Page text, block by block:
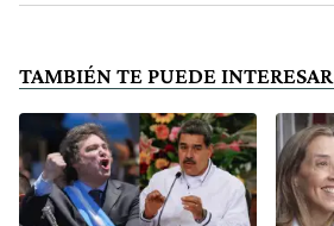
TAMBIÉN TE PUEDE INTERESAR